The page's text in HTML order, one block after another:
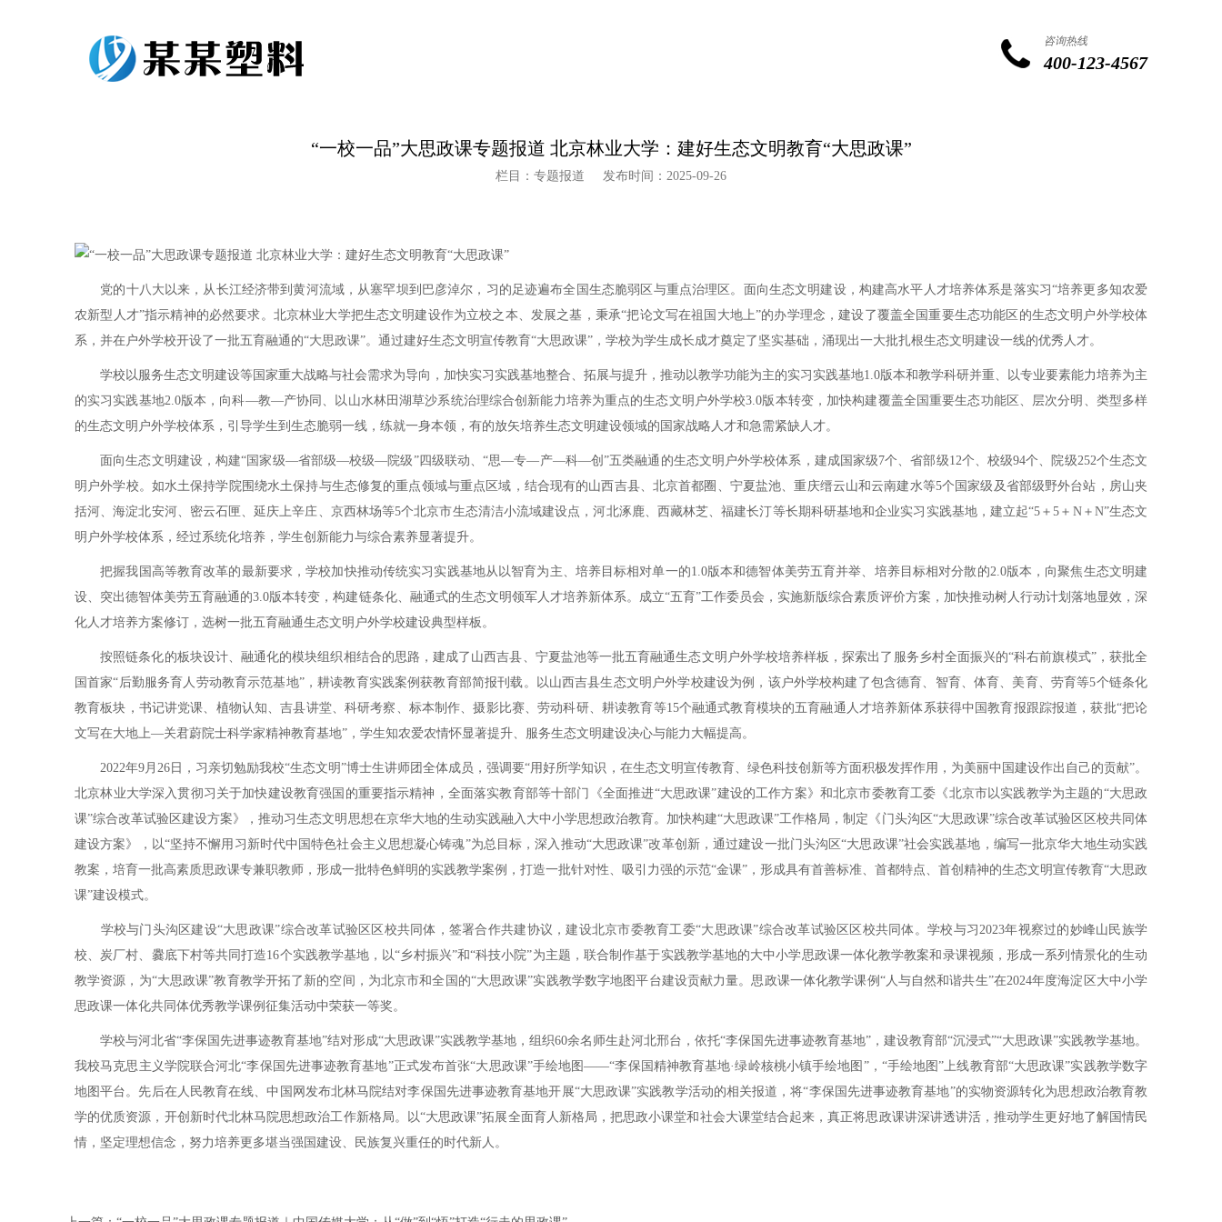
咨询热线
400-123-4567
“一校一品”大思政课专题报道 北京林业大学：建好生态文明教育“大思政课”
栏目：专题报道 发布时间：2025-09-26
党的十八大以来，从长江经济带到黄河流域，从塞罕坝到巴彦淖尔，习的足迹遍布全国生态脆弱区与重点治理区。面向生态文明建设，构建高水平人才培养体系是落实习“培养更多知农爱
农新型人才”指示精神的必然要求。北京林业大学把生态文明建设作为立校之本、发展之基，秉承“把论文写在祖国大地上”的办学理念，建设了覆盖全国重要生态功能区的生态文明户外学校体
系，并在户外学校开设了一批五育融通的“大思政课”。通过建好生态文明宣传教育“大思政课”，学校为学生成长成才奠定了坚实基础，涌现出一大批扎根生态文明建设一线的优秀人才。
学校以服务生态文明建设等国家重大战略与社会需求为导向，加快实习实践基地整合、拓展与提升，推动以教学功能为主的实习实践基地1.0版本和教学科研并重、以专业要素能力培养为主
的实习实践基地2.0版本，向科—教—产协同、以山水林田湖草沙系统治理综合创新能力培养为重点的生态文明户外学校3.0版本转变，加快构建覆盖全国重要生态功能区、层次分明、类型多样
的生态文明户外学校体系，引导学生到生态脆弱一线，练就一身本领，有的放矢培养生态文明建设领域的国家战略人才和急需紧缺人才。
面向生态文明建设，构建“国家级—省部级—校级—院级”四级联动、“思—专—产—科—创”五类融通的生态文明户外学校体系，建成国家级7个、省部级12个、校级94个、院级252个生态文
明户外学校。如水土保持学院围绕水土保持与生态修复的重点领域与重点区域，结合现有的山西吉县、北京首都圈、宁夏盐池、重庆缙云山和云南建水等5个国家级及省部级野外台站，房山夹
括河、海淀北安河、密云石匣、延庆上辛庄、京西林场等5个北京市生态清洁小流域建设点，河北涿鹿、西藏林芝、福建长汀等长期科研基地和企业实习实践基地，建立起“5＋5＋N＋N”生态文
明户外学校体系，经过系统化培养，学生创新能力与综合素养显著提升。
把握我国高等教育改革的最新要求，学校加快推动传统实习实践基地从以智育为主、培养目标相对单一的1.0版本和德智体美劳五育并举、培养目标相对分散的2.0版本，向聚焦生态文明建
设、突出德智体美劳五育融通的3.0版本转变，构建链条化、融通式的生态文明领军人才培养新体系。成立“五育”工作委员会，实施新版综合素质评价方案，加快推动树人行动计划落地显效，深
化人才培养方案修订，选树一批五育融通生态文明户外学校建设典型样板。
按照链条化的板块设计、融通化的模块组织相结合的思路，建成了山西吉县、宁夏盐池等一批五育融通生态文明户外学校培养样板，探索出了服务乡村全面振兴的“科右前旗模式”，获批全
国首家“后勤服务育人劳动教育示范基地”，耕读教育实践案例获教育部简报刊载。以山西吉县生态文明户外学校建设为例，该户外学校构建了包含德育、智育、体育、美育、劳育等5个链条化
教育板块，书记讲党课、植物认知、吉县讲堂、科研考察、标本制作、摄影比赛、劳动科研、耕读教育等15个融通式教育模块的五育融通人才培养新体系获得中国教育报跟踪报道，获批“把论
文写在大地上—关君蔚院士科学家精神教育基地”，学生知农爱农情怀显著提升、服务生态文明建设决心与能力大幅提高。
2022年9月26日，习亲切勉励我校“生态文明”博士生讲师团全体成员，强调要“用好所学知识，在生态文明宣传教育、绿色科技创新等方面积极发挥作用，为美丽中国建设作出自己的贡献”。
北京林业大学深入贯彻习关于加快建设教育强国的重要指示精神，全面落实教育部等十部门《全面推进“大思政课”建设的工作方案》和北京市委教育工委《北京市以实践教学为主题的“大思政
课”综合改革试验区建设方案》，推动习生态文明思想在京华大地的生动实践融入大中小学思想政治教育。加快构建“大思政课”工作格局，制定《门头沟区“大思政课”综合改革试验区区校共同体
建设方案》，以“坚持不懈用习新时代中国特色社会主义思想凝心铸魂”为总目标，深入推动“大思政课”改革创新，通过建设一批门头沟区“大思政课”社会实践基地，编写一批京华大地生动实践
教案，培育一批高素质思政课专兼职教师，形成一批特色鲜明的实践教学案例，打造一批针对性、吸引力强的示范“金课”，形成具有首善标准、首都特点、首创精神的生态文明宣传教育“大思政
课”建设模式。
学校与门头沟区建设“大思政课”综合改革试验区区校共同体，签署合作共建协议，建设北京市委教育工委“大思政课”综合改革试验区区校共同体。学校与习2023年视察过的妙峰山民族学
校、炭厂村、爨底下村等共同打造16个实践教学基地，以“乡村振兴”和“科技小院”为主题，联合制作基于实践教学基地的大中小学思政课一体化教学教案和录课视频，形成一系列情景化的生动
教学资源，为“大思政课”教育教学开拓了新的空间，为北京市和全国的“大思政课”实践教学数字地图平台建设贡献力量。思政课一体化教学课例“人与自然和谐共生”在2024年度海淀区大中小学
思政课一体化共同体优秀教学课例征集活动中荣获一等奖。
学校与河北省“李保国先进事迹教育基地”结对形成“大思政课”实践教学基地，组织60余名师生赴河北邢台，依托“李保国先进事迹教育基地”，建设教育部“沉浸式”“大思政课”实践教学基地。
我校马克思主义学院联合河北“李保国先进事迹教育基地”正式发布首张“大思政课”手绘地图——“李保国精神教育基地·绿岭核桃小镇手绘地图”，“手绘地图”上线教育部“大思政课”实践教学数字
地图平台。先后在人民教育在线、中国网发布北林马院结对李保国先进事迹教育基地开展“大思政课”实践教学活动的相关报道，将“李保国先进事迹教育基地”的实物资源转化为思想政治教育教
学的优质资源，开创新时代北林马院思想政治工作新格局。以“大思政课”拓展全面育人新格局，把思政小课堂和社会大课堂结合起来，真正将思政课讲深讲透讲活，推动学生更好地了解国情民
情，坚定理想信念，努力培养更多堪当强国建设、民族复兴重任的时代新人。